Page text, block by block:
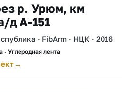
р. Урюм, км
д А-151
· FibArm · НЦК · 2016
· Углеродная лента